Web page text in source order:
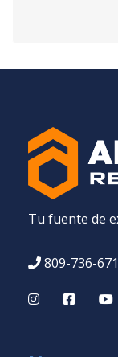
Tu fuente de
809-736-